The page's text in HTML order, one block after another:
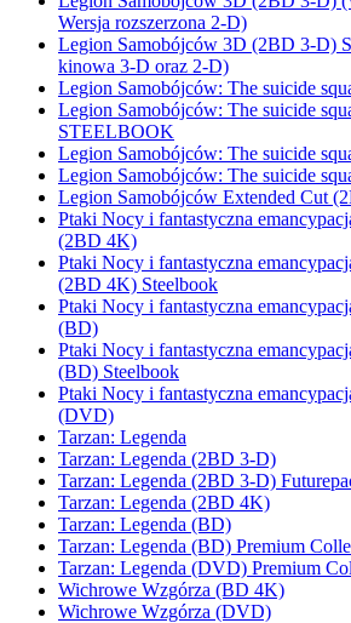
Wersja rozszerzona 2-D)
Legion Samobójców 3D (2BD 3-D)
kinowa 3-D oraz 2-D)
Legion Samobójców: The suicide
Legion Samobójców: The suicide
STEELBOOK
Legion Samobójców: The suicide
Legion Samobójców: The suicide
Legion Samobójców Extended Cut
Ptaki Nocy i fantastyczna
(2BD 4K)
Ptaki Nocy i fantastyczna
(2BD 4K) Steelbook
Ptaki Nocy i fantastyczna
(BD)
Ptaki Nocy i fantastyczna
(BD) Steelbook
Ptaki Nocy i fantastyczna
(DVD)
Tarzan: Legenda
Tarzan: Legenda (2BD 3-D)
Tarzan: Legenda (2BD 3-D)
Tarzan: Legenda (2BD 4K)
Tarzan: Legenda (BD)
Tarzan: Legenda (BD) Premium
Tarzan: Legenda (DVD) Premium
Wichrowe Wzgórza (BD 4K)
Wichrowe Wzgórza (DVD)